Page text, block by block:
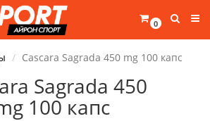
0
Cascara Sagrada 450 mg 100 капс
Sagrada 450
100 капс